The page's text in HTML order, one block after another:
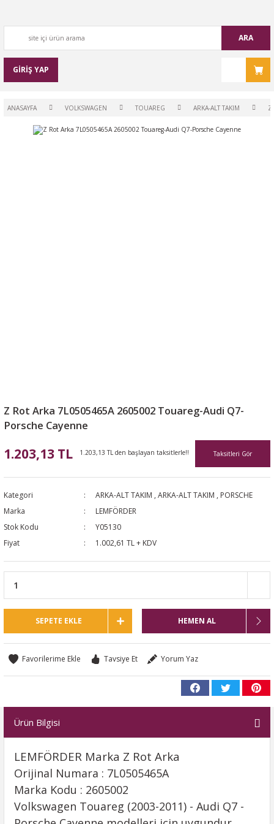
ARA
GİRİŞ YAP
ANASAYFA VOLKSWAGEN TOUAREG ARKA-ALT TAKIM Z
Z Rot Arka 7L0505465A 2605002 Touareg-Audi Q7-
Porsche Cayenne
1.203,13 TL 1.203,13 TL den başlayan taksitlerle!! Taksitleri Gör
Kategori ARKA-ALT TAKIM , ARKA-ALT TAKIM , PORSCHE
Marka
LEMFÖRDER
Stok Kodu
Y05130
Fiyat
1.002,61 TL + KDV
SEPETE EKLE HEMEN AL
Tavsiye Et Yorum Yaz
Ürün Bilgisi
LEMFÖRDER Marka Z Rot Arka
Orijinal Numara : 7L0505465A
Marka Kodu : 2605002
Volkswagen Touareg (2003-2011) - Audi Q7 -